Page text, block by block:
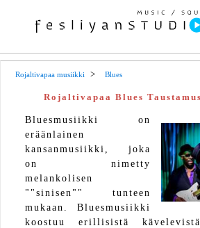
Rojaltivapaa musiikki Blues
Rojaltivapaa Blues
Bluesmusiikki on
eräänlainen
kansanmusiikki, joka
on nimetty
melankolisen
""sinisen"" tunteen
mukaan. Bluesmusiikki
koostuu erillisistä